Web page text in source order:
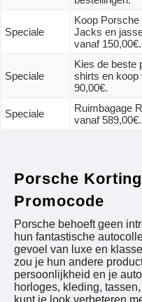
Speciale
Koop Porsche
Jacks en
vanaf 150,00€.
Speciale
Kies de beste
shirts en koop
90,00€.
Speciale
Ruimbagage
vanaf 589,00€.
Porsche
Promocode
Porsche behoeft geen
hun fantastische
gevoel van luxe en
zou je hun andere
persoonlijkheid en je
horloges, kleding,
kunt je look verbeteren